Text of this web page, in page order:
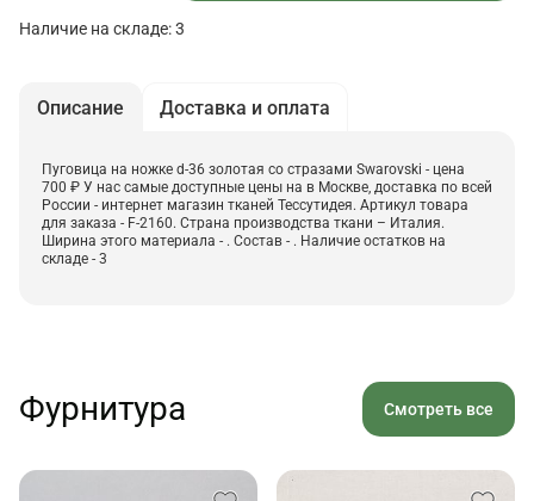
Наличие на складе: 3
Описание Доставка и оплата
Пуговица на ножке d-36 золотая со стразами Swarovski - цена
700 ₽ У нас самые доступные цены на в Москве, доставка по всей
России - интернет магазин тканей Тессутидея. Артикул товара
для заказа - F-2160. Страна производства ткани – Италия.
Ширина этого материала - . Состав - . Наличие остатков на
складе - 3
Фурнитура Смотреть все